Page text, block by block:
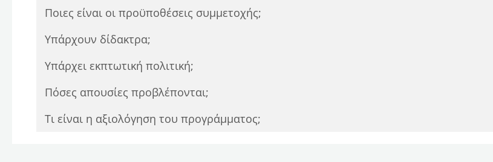
Ποιες είναι οι προϋποθέσεις συμμετοχής;
Υπάρχουν δίδακτρα;
Υπάρχει εκπτωτική πολιτική;
Πόσες απουσίες προβλέπονται;
Τι είναι η αξιολόγηση του προγράμματος;